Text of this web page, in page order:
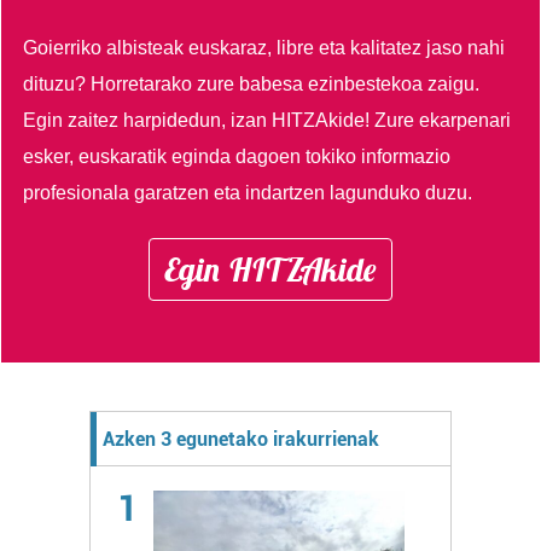
Goierriko albisteak euskaraz, libre eta kalitatez jaso nahi
dituzu? Horretarako zure babesa ezinbestekoa zaigu.
Egin zaitez harpidedun, izan HITZAkide!Zure ekarpenari
esker, euskaratik eginda dagoen tokiko informazio
profesionala garatzen eta indartzen lagunduko duzu.
Egin HITZAkide
Azken 3 egunetako irakurrienak
1